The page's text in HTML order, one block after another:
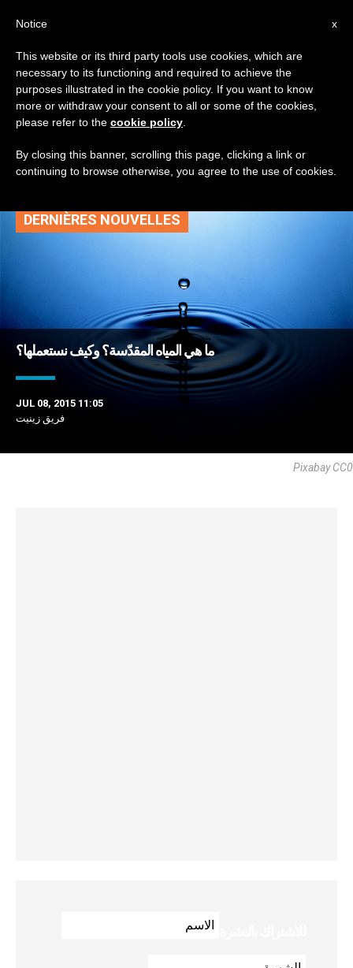
TAG
Posts Tagged ‘مياه
مقدسة’
DERNIÈRES NOUVELLES
ما هي المياه المقدّسة؟ وكيف نستعملها؟
JUL 08, 2015 11:05
فريق زينيت
Pixabay CC0
x
Notice
This website or its third party tools use cookies, which are
necessary to its functioning and required to achieve the
purposes illustrated in the cookie policy. If you want to know
more or withdraw your consent to all or some of the cookies,
please refer to the cookie policy
By closing this banner, scrolling this page, clicking a link or
continuing to browse otherwise, you agree to the use of cookies.